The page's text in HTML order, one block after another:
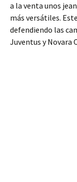
a la venta unos
más versátiles.
defendiendo las
Juventus y Novara